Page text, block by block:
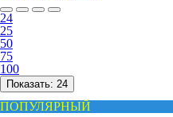
24
25
50
75
100
Показать: 24
ПОПУЛЯРНЫЙ